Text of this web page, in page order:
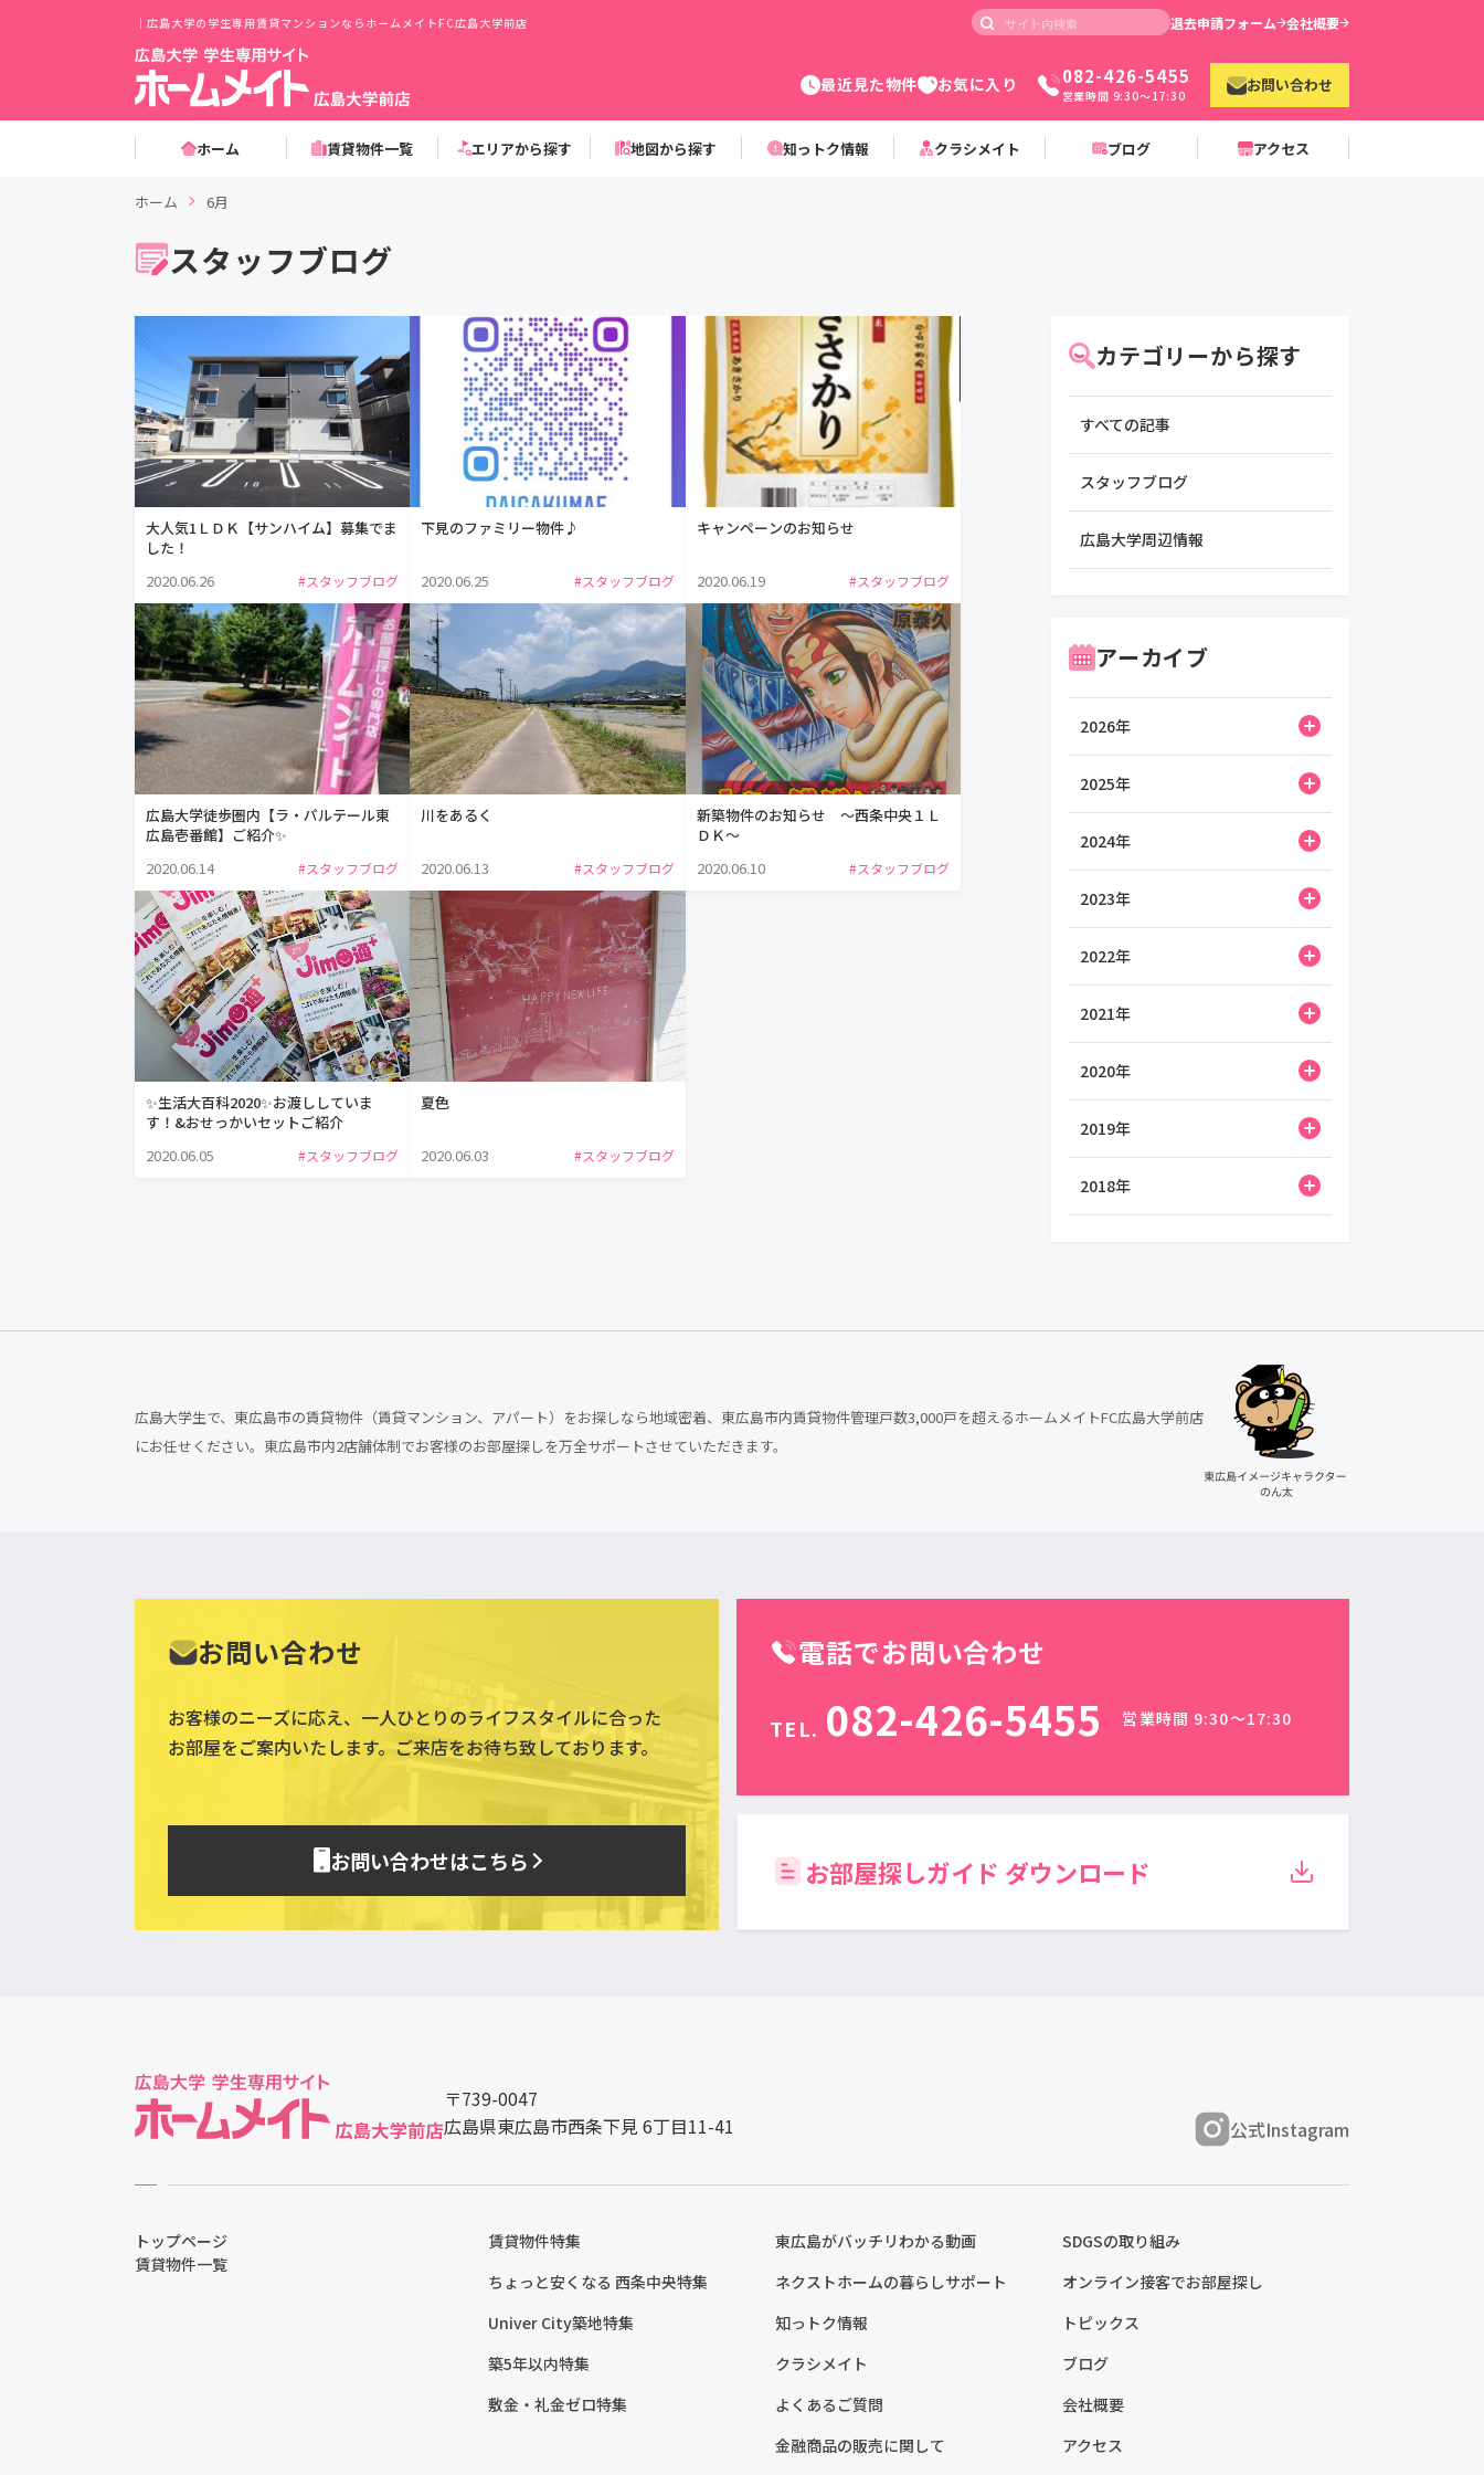
｜広島大学の学生専用賃貸マンションならホームメイトFC広島大学前店 退去申請フォーム 会社概要
最近見た物件 お気に入り 082-426-5455
営業時間 9:30〜17:30
お問い合わせ
ホーム 賃貸物件一覧 エリアから探す 地図から探す 知っトク情報 クラシメイト ブログ アクセス
ホーム 6月
スタッフブログ
大人気1ＬＤＫ【サンハイム】募集でま
した！
2020.06.26
#スタッフブログ
下見のファミリー物件♪
2020.06.25 #スタッフブログ
キャンペーンのお知らせ
2020.06.19 #スタッフブログ
広島大学徒歩圏内【ラ・パルテール東
広島壱番館】ご紹介✨
2020.06.14
#スタッフブログ
川をあるく
2020.06.13 #スタッフブログ
新築物件のお知らせ ～西条中央１Ｌ
ＤＫ～
2020.06.10
#スタッフブログ
✨生活大百科2020✨お渡ししていま
す！&おせっかいセットご紹介
2020.06.05
#スタッフブログ
夏色
2020.06.03 #スタッフブログ
カテゴリーから探す
すべての記事
スタッフブログ
広島大学周辺情報
アーカイブ
2026年
2025年
2024年
2023年
2022年
2021年
2020年
2019年
2018年
広島大学生で、東広島市の賃貸物件（賃貸マンション、アパート）をお探しなら地域密着、東広島市内賃貸物件管理戸数3,000戸を超えるホームメイトFC広島大学前店
にお任せください。東広島市内2店舗体制でお客様のお部屋探しを万全サポートさせていただきます。
お問い合わせ
お客様のニーズに応え、一人ひとりのライフスタイルに合った
お部屋をご案内いたします。ご来店をお待ち致しております。
お問い合わせはこちら
電話でお問い合わせ
TEL. 082-426-5455 営業時間 9:30〜17:30
お部屋探しガイド ダウンロード
〒739-0047
広島県東広島市西条下見 6丁目11-41
公式Instagram
トップページ
賃貸物件一覧
賃貸物件特集
ちょっと安くなる 西条中央特集
Univer City築地特集
築5年以内特集
敷金・礼金ゼロ特集
東広島がバッチリわかる動画
ネクストホームの暮らしサポート
知っトク情報
クラシメイト
よくあるご質問
金融商品の販売に関して
SDGSの取り組み
オンライン接客でお部屋探し
トピックス
ブログ
会社概要
アクセス